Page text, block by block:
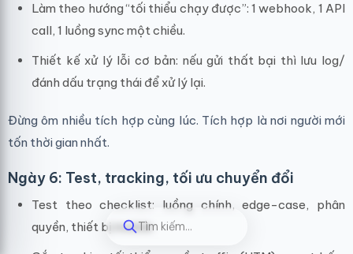
Làm theo hướng “tối thiểu chạy được”: 1 webhook, 1 API
call, 1 luồng sync một chiều.
Thiết kế xử lý lỗi cơ bản: nếu gửi thất bại thì lưu log/
đánh dấu trạng thái để xử lý lại.
Đừng ôm nhiều tích hợp cùng lúc. Tích hợp là nơi người mới
tốn thời gian nhất.
Ngày 6: Test, tracking, tối ưu chuyển đổi
Test theo checklist: luồng chính, edge-case, phân
quyền, thiết bị mobile.Tìm kiếm...